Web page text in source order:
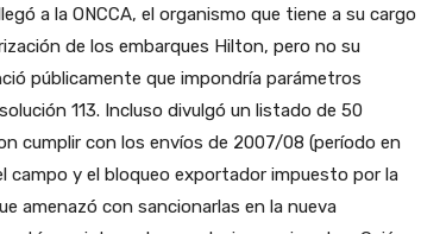
a la ONCCA, el organismo que tiene a su cargo
de los embarques Hilton, pero no su
públicamente que impondría parámetros
113. Incluso divulgó un listado de 50
cumplir con los envíos de 2007/08 (período en
campo y el bloqueo exportador impuesto por la
amenazó con sancionarlas en la nueva